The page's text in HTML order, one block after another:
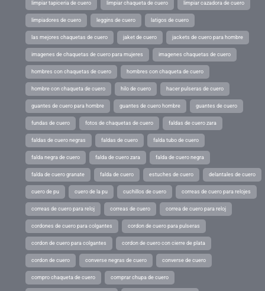
limpiar tapiceria de cuero limpiar chaqueta de cuero limpiar cazadora de cuero
limpiadores de cuero leggins de cuero latigos de cuero
las mejores chaquetas de cuero jaket de cuero jackets de cuero para hombre
imagenes de chaquetas de cuero para mujeres imagenes chaquetas de cuero
hombres con chaquetas de cuero hombres con chaqueta de cuero
hombre con chaqueta de cuero hilo de cuero hacer pulseras de cuero
guantes de cuero para hombre guantes de cuero hombre guantes de cuero
fundas de cuero fotos de chaquetas de cuero faldas de cuero zara
faldas de cuero negras faldas de cuero falda tubo de cuero
falda negra de cuero falda de cuero zara falda de cuero negra
falda de cuero granate falda de cuero estuches de cuero delantales de cuero
cuero de pu cuero de la pu cuchillos de cuero correas de cuero para relojes
correas de cuero para reloj correas de cuero correa de cuero para reloj
cordones de cuero para colgantes cordon de cuero para pulseras
cordon de cuero para colgantes cordon de cuero con cierre de plata
cordon de cuero converse negras de cuero converse de cuero
compro chaqueta de cuero comprar chupa de cuero